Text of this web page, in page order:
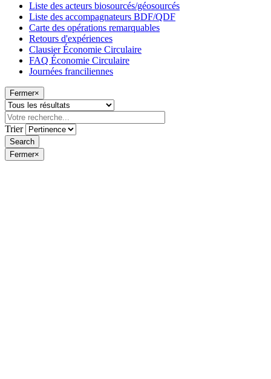
Liste des acteurs biosourcés/géosourcés
Liste des accompagnateurs BDF/QDF
Carte des opérations remarquables
Retours d'expériences
Clausier Économie Circulaire
FAQ Économie Circulaire
Journées franciliennes
Fermer×
Trier
Fermer×